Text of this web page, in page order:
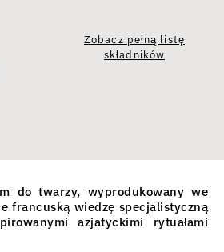
Zobacz pełną listę
składników
do twarzy, wyprodukowany we
francuską wiedzę specjalistyczną
azjatyckimi rytuałami